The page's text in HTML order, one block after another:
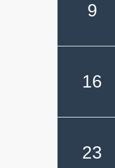
9
16
23